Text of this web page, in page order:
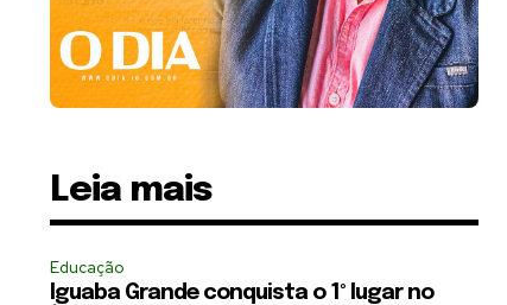
Leia mais
Educação
Iguaba Grande conquista o 1º lugar no